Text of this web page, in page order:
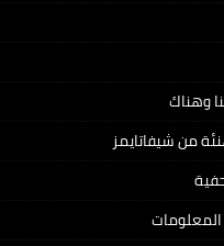
وهناك
من شيفاتايمز
المعلومات